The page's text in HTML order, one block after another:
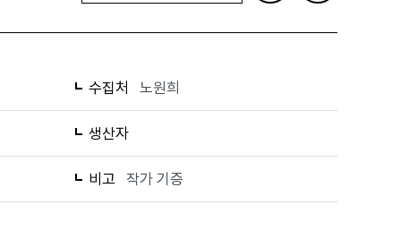
수집처 노원희
생산자
비고 작가 기증